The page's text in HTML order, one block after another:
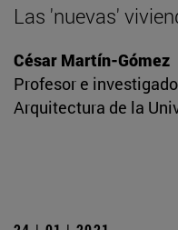
Las 'nuevas'
César Martín-Gómez
Profesor e
Arquitectura de la